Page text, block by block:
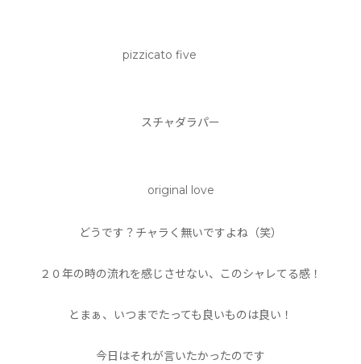
pizzicato five
スチャダラパー
original love
どうです？チャラく無いですよね（笑）
２０年の時の流れを感じさせない、このシャレてる感！
とまぁ、いつまでたっても良いものは良い！
今日はそれが言いたかったのです